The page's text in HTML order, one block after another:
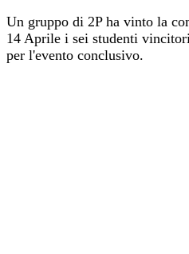
Un gruppo di 2P ha vinto la
14 Aprile i sei studenti
per l'evento conclusivo.